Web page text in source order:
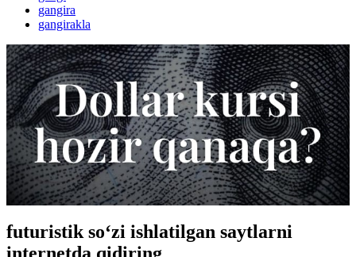
gangira
gangirakla
futuristik so‘zi ishlatilgan saytlarni
internetda qidiring